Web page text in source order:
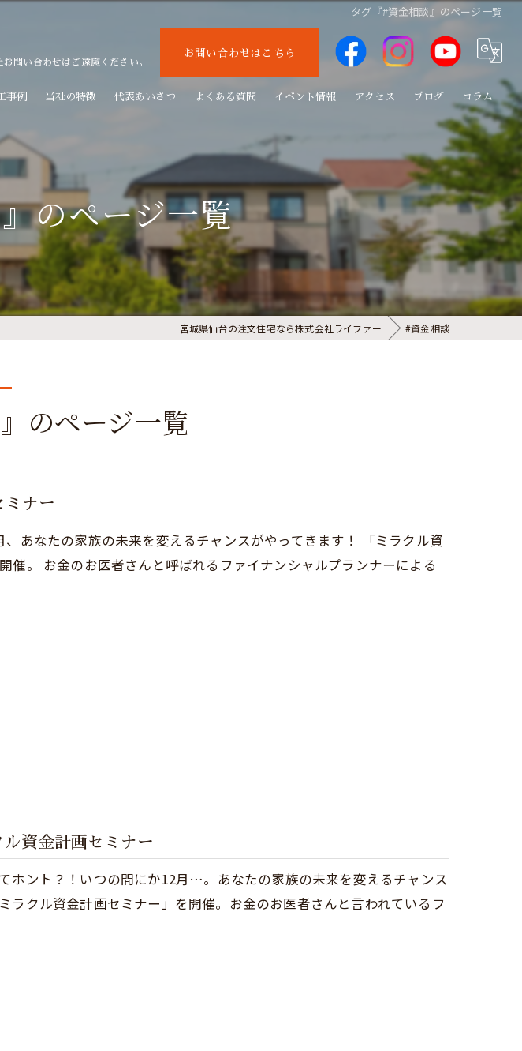
タグ『#資金相談』のページ一覧
問い合わせはご遠慮ください。
お問い合わせはこちら
事例 当社の特徴
リノベーション
自由設計
代表あいさつ よくある質問 イベント情報 アクセス ブログ コラム
のページ一覧
宮城県仙台の注文住宅なら株式会社ライファー #資金相談
のページ一覧
ミナー
あなたの家族の未来を変えるチャンスがやってきます！ 「ミラクル資
催。 お金のお医者さんと呼ばれるファイナンシャルプランナーによる
ル資金計画セミナー
ホント？！いつの間にか12月…。あなたの家族の未来を変えるチャンス
ラクル資金計画セミナー」を開催。お金のお医者さんと言われているフ